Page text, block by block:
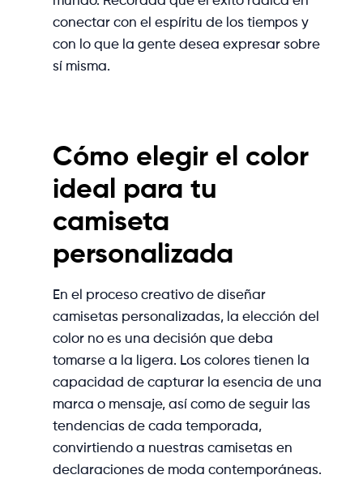
conectar con el espíritu de los tiempos y
con lo que la gente desea expresar sobre
sí misma.
Cómo elegir el color
ideal para tu
camiseta
personalizada
En el proceso creativo de diseñar
camisetas personalizadas, la elección del
color no es una decisión que deba
tomarse a la ligera. Los colores tienen la
capacidad de capturar la esencia de una
marca o mensaje, así como de seguir las
tendencias de cada temporada,
convirtiendo a nuestras camisetas en
declaraciones de moda contemporáneas.